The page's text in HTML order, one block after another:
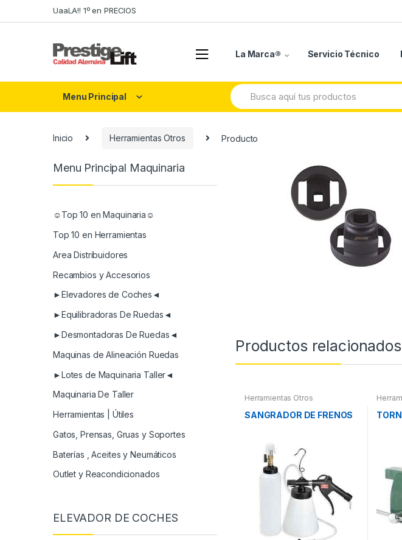
to
to
UaaLA!! 1º en PRECIOS
La Marca® Servicio Técnico
Menu Principal
Search
for:
Inicio Herramientas Otros Producto
Productos relacionados
Herramientas Otros
SANGRADOR DE FRENOS
Menu Principal Maquinaria
☺Top 10 en Maquinaria☺
Top 10 en Herramientas
Area Distribuidores
Recambios y Accesorios
►Elevadores de Coches◄
►Equilibradoras De Ruedas◄
►Desmontadoras De Ruedas◄
Maquinas de Alineación Ruedas
►Lotes de Maquinaria Taller◄
Maquinaria De Taller
Herramientas | Útiles
Gatos, Prensas, Gruas y Soportes
Baterías , Aceites y Neumáticos
Outlet y Reacondicionados
ELEVADOR DE COCHES